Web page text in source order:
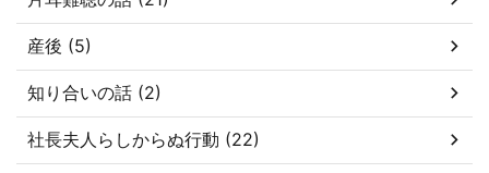
産後 (5)
知り合いの話 (2)
社長夫人らしからぬ行動 (22)